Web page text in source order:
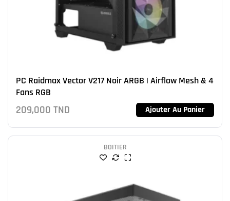
PC Raidmax Vector V217 Noir ARGB | Airflow Mesh & 4
Fans RGB
209,000 TND Ajouter Au Panier
BOITIER